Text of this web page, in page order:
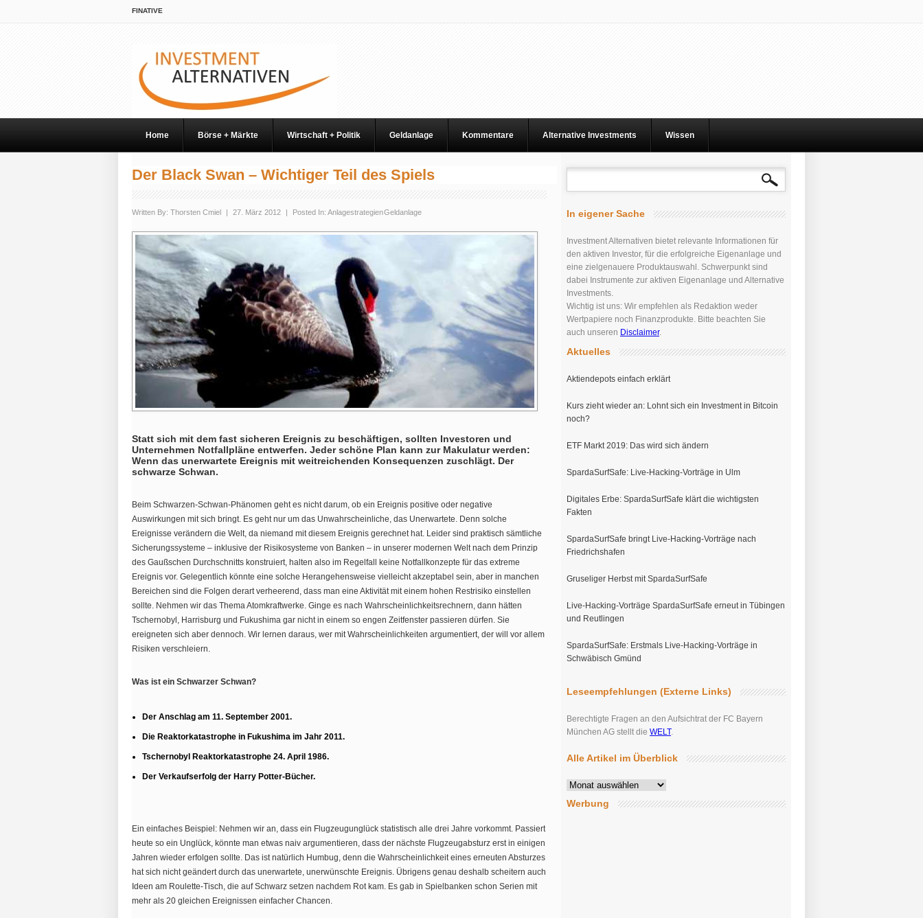
FINATIVE
Home Börse + Märkte Wirtschaft + Politik Geldanlage Kommentare Alternative Investments Wissen
Der Black Swan – Wichtiger Teil des Spiels
Written By: Thorsten Cmiel | 27. März 2012 | Posted In: AnlagestrategienGeldanlage
Statt sich mit dem fast sicheren Ereignis zu beschäftigen, sollten Investoren und
Unternehmen Notfallpläne entwerfen. Jeder schöne Plan kann zur Makulatur werden:
Wenn das unerwartete Ereignis mit weitreichenden Konsequenzen zuschlägt. Der
schwarze Schwan.
Beim Schwarzen-Schwan-Phänomen geht es nicht darum, ob ein Ereignis positive oder negative
Auswirkungen mit sich bringt. Es geht nur um das Unwahrscheinliche, das Unerwartete. Denn solche
Ereignisse verändern die Welt, da niemand mit diesem Ereignis gerechnet hat. Leider sind praktisch sämtliche
Sicherungssysteme – inklusive der Risikosysteme von Banken – in unserer modernen Welt nach dem Prinzip
des Gaußschen Durchschnitts konstruiert, halten also im Regelfall keine Notfallkonzepte für das extreme
Ereignis vor. Gelegentlich könnte eine solche Herangehensweise vielleicht akzeptabel sein, aber in manchen
Bereichen sind die Folgen derart verheerend, dass man eine Aktivität mit einem hohen Restrisiko einstellen
sollte. Nehmen wir das Thema Atomkraftwerke. Ginge es nach Wahrscheinlichkeitsrechnern, dann hätten
Tschernobyl, Harrisburg und Fukushima gar nicht in einem so engen Zeitfenster passieren dürfen. Sie
ereigneten sich aber dennoch. Wir lernen daraus, wer mit Wahrscheinlichkeiten argumentiert, der will vor allem
Risiken verschleiern.
Was ist ein Schwarzer Schwan?
Der Anschlag am 11. September 2001.
Die Reaktorkatastrophe in Fukushima im Jahr 2011.
Tschernobyl Reaktorkatastrophe 24. April 1986.
Der Verkaufserfolg der Harry Potter-Bücher.
Ein einfaches Beispiel: Nehmen wir an, dass ein Flugzeugunglück statistisch alle drei Jahre vorkommt. Passiert
heute so ein Unglück, könnte man etwas naiv argumentieren, dass der nächste Flugzeugabsturz erst in einigen
Jahren wieder erfolgen sollte. Das ist natürlich Humbug, denn die Wahrscheinlichkeit eines erneuten Absturzes
hat sich nicht geändert durch das unerwartete, unerwünschte Ereignis. Übrigens genau deshalb scheitern auch
Ideen am Roulette-Tisch, die auf Schwarz setzen nachdem Rot kam. Es gab in Spielbanken schon Serien mit
mehr als 20 gleichen Ereignissen einfacher Chancen.
In eigener Sache
Investment Alternativen bietet relevante Informationen für
den aktiven Investor, für die erfolgreiche Eigenanlage und
eine zielgenauere Produktauswahl. Schwerpunkt sind
dabei Instrumente zur aktiven Eigenanlage und Alternative
Investments.
Wichtig ist uns: Wir empfehlen als Redaktion weder
Wertpapiere noch Finanzprodukte. Bitte beachten Sie
auch unseren Disclaimer.
Aktuelles
Aktiendepots einfach erklärt
Kurs zieht wieder an: Lohnt sich ein Investment in Bitcoin
noch?
ETF Markt 2019: Das wird sich ändern
SpardaSurfSafe: Live-Hacking-Vorträge in Ulm
Digitales Erbe: SpardaSurfSafe klärt die wichtigsten
Fakten
SpardaSurfSafe bringt Live-Hacking-Vorträge nach
Friedrichshafen
Gruseliger Herbst mit SpardaSurfSafe
Live-Hacking-Vorträge SpardaSurfSafe erneut in Tübingen
und Reutlingen
SpardaSurfSafe: Erstmals Live-Hacking-Vorträge in
Schwäbisch Gmünd
Leseempfehlungen (Externe Links)
Berechtigte Fragen an den Aufsichtrat der FC Bayern
München AG stellt die WELT.
Alle Artikel im Überblick
Alle
im
Werbung